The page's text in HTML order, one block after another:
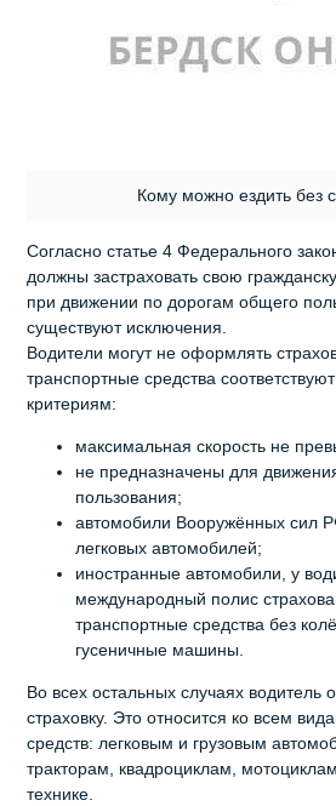
Кому можно ездить без
Согласно статье 4 Федерального
должны застраховать свою
при движении по дорогам общего
существуют исключения.
Водители могут не оформлять
транспортные средства
критериям:
максимальная скорость не
не предназначены для
пользования;
автомобили Вооружённых сил
легковых автомобилей;
иностранные автомобили, у
международный полис
транспортные средства без
гусеничные машины.
Во всех остальных случаях водитель
страховку. Это относится ко всем
средств: легковым и грузовым
тракторам, квадроциклам,
технике.